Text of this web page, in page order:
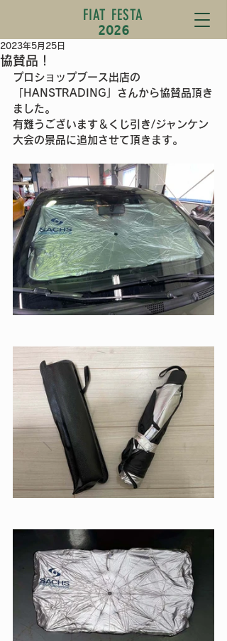
FIAT FESTA
2026
協賛品！
2023年5月25日
プロショップブース出店の
「HANSTRADING」さんから協賛品頂き
ました。
有難うございます＆くじ引き/ジャンケン
大会の景品に追加させて頂きます。